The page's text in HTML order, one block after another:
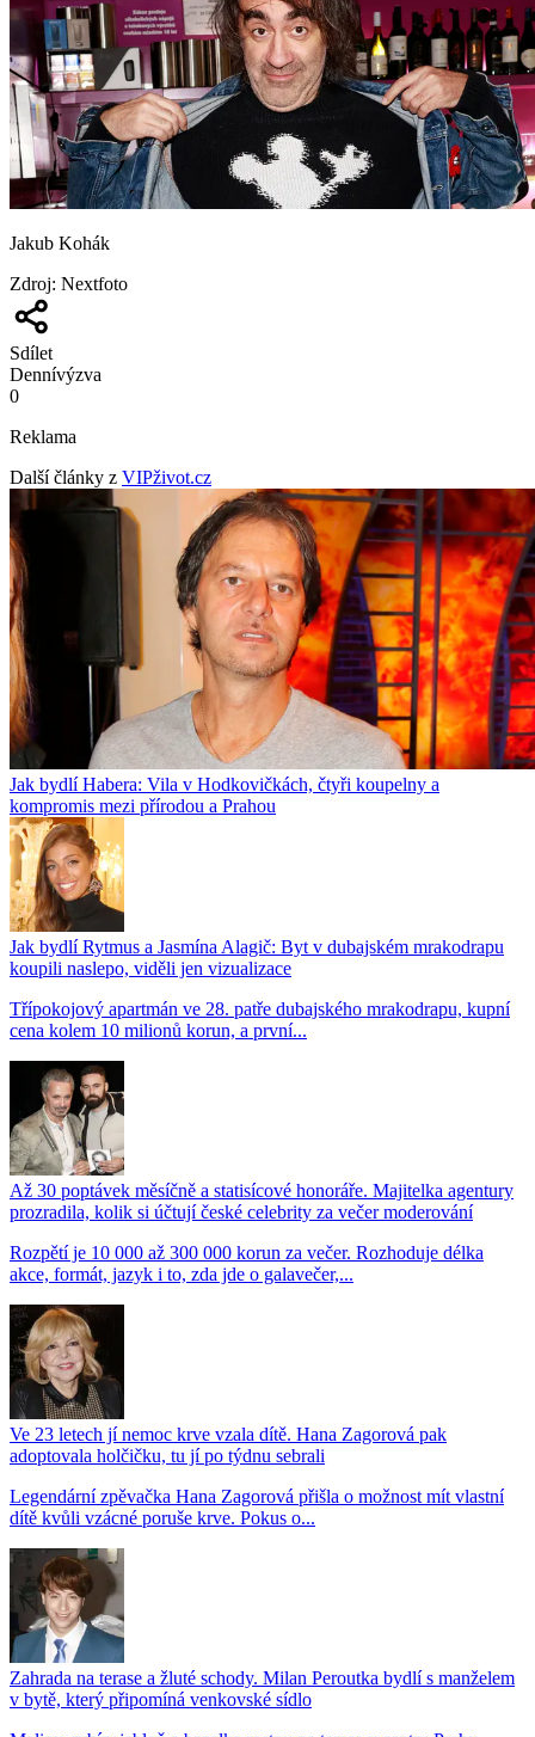
Jakub Kohák
Zdroj: Nextfoto
Sdílet
Dennívýzva
0
Reklama
Další články z VIPživot.cz
Jak bydlí Habera: Vila v Hodkovičkách, čtyři koupelny a
kompromis mezi přírodou a Prahou
Jak bydlí Rytmus a Jasmína Alagič: Byt v dubajském mrakodrapu
koupili naslepo, viděli jen vizualizace
Třípokojový apartmán ve 28. patře dubajského mrakodrapu, kupní
cena kolem 10 milionů korun, a první...
Až 30 poptávek měsíčně a statisícové honoráře. Majitelka agentury
prozradila, kolik si účtují české celebrity za večer moderování
Rozpětí je 10 000 až 300 000 korun za večer. Rozhoduje délka
akce, formát, jazyk i to, zda jde o galavečer,...
Ve 23 letech jí nemoc krve vzala dítě. Hana Zagorová pak
adoptovala holčičku, tu jí po týdnu sebrali
Legendární zpěvačka Hana Zagorová přišla o možnost mít vlastní
dítě kvůli vzácné poruše krve. Pokus o...
Zahrada na terase a žluté schody. Milan Peroutka bydlí s manželem
v bytě, který připomíná venkovské sídlo